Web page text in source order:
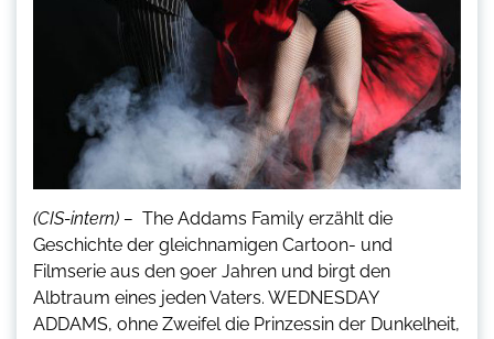
(CIS-intern) – The Addams Family erzählt die
Geschichte der gleichnamigen Cartoon- und
Filmserie aus den 90er Jahren und birgt den
Albtraum eines jeden Vaters. WEDNESDAY
ADDAMS, ohne Zweifel die Prinzessin der Dunkelheit,